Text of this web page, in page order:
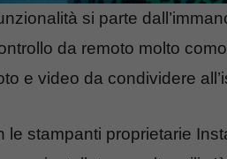
si parte
da remoto molto
e video da condividere
le stampanti proprietarie